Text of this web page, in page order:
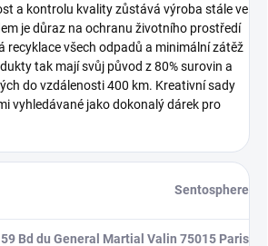
a kontrolu kvality zůstává výroba stále ve
je důraz na ochranu životního prostředí
recyklace všech odpadů a minimální zátěž
tak mají svůj původ z 80% surovin a
do vzdálenosti 400 km. Kreativní sady
vyhledávané jako dokonalý dárek pro
Sentosphere
59 Bd du General Martial Valin 75015 Paris